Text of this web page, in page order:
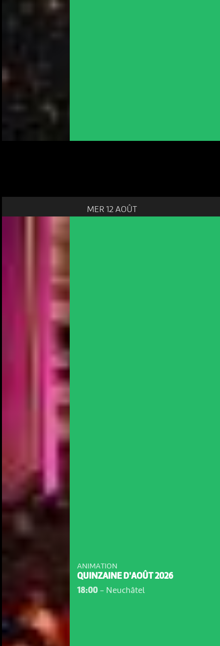
MER 12 AOÛT
ANIMATION
QUINZAINE D'AOÛT 2026
18:00- Neuchâtel